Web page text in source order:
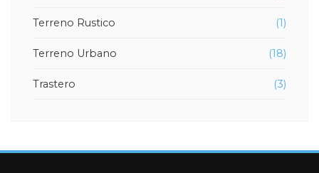
Terreno Rustico (1)
Terreno Urbano (18)
Trastero (3)